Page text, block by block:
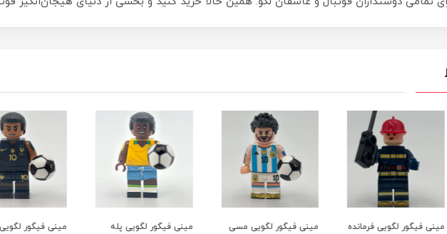
مینی فیگور لگویی مسی
مینی فیگور لگویی پله
مینی فیگور لگویی امباپه
مینی